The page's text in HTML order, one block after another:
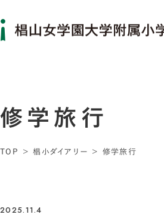
修学旅行
TOP 椙小ダイアリー 修学旅行
2025.11.4